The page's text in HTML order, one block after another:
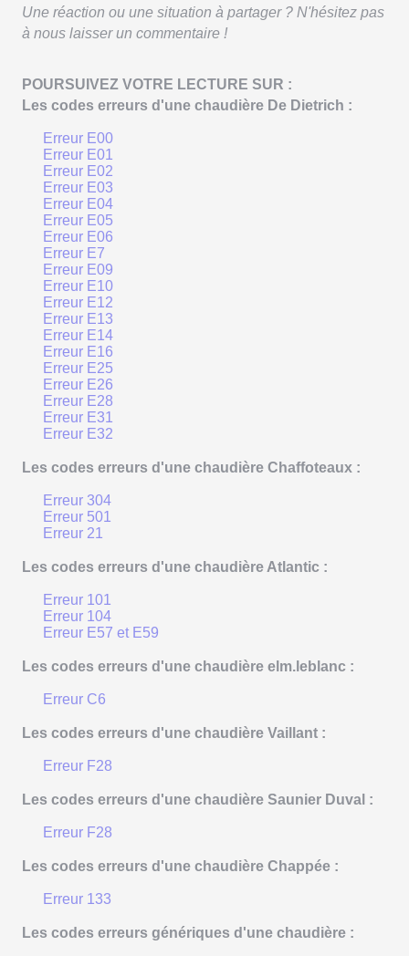
Une réaction ou une situation à partager ? N'hésitez pas
à nous laisser un commentaire !
POURSUIVEZ VOTRE LECTURE SUR :
Les codes erreurs d'une chaudière De Dietrich :
Erreur E00
Erreur E01
Erreur E02
Erreur E03
Erreur E04
Erreur E05
Erreur E06
Erreur E7
Erreur E09
Erreur E10
Erreur E12
Erreur E13
Erreur E14
Erreur E16
Erreur E25
Erreur E26
Erreur E28
Erreur E31
Erreur E32
Les codes erreurs d'une chaudière Chaffoteaux :
Erreur 304
Erreur 501
Erreur 21
Les codes erreurs d'une chaudière Atlantic :
Erreur 101
Erreur 104
Erreur E57 et E59
Les codes erreurs d'une chaudière elm.leblanc :
Erreur C6
Les codes erreurs d'une chaudière Vaillant :
Erreur F28
Les codes erreurs d'une chaudière Saunier Duval :
Erreur F28
Les codes erreurs d'une chaudière Chappée :
Erreur 133
Les codes erreurs génériques d'une chaudière :